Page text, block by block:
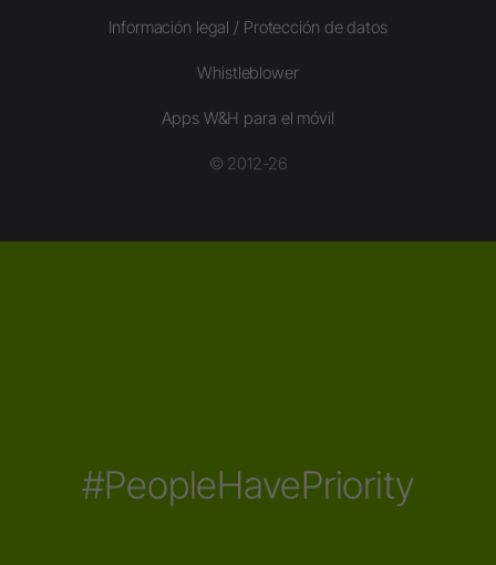
Información legal / Protección de datos
Whistleblower
Apps W&H para el móvil
© 2012-26
#PeopleHavePriority